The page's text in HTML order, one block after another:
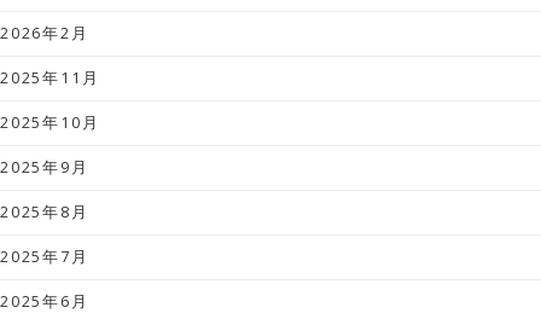
2026年2月
2025年11月
2025年10月
2025年9月
2025年8月
2025年7月
2025年6月